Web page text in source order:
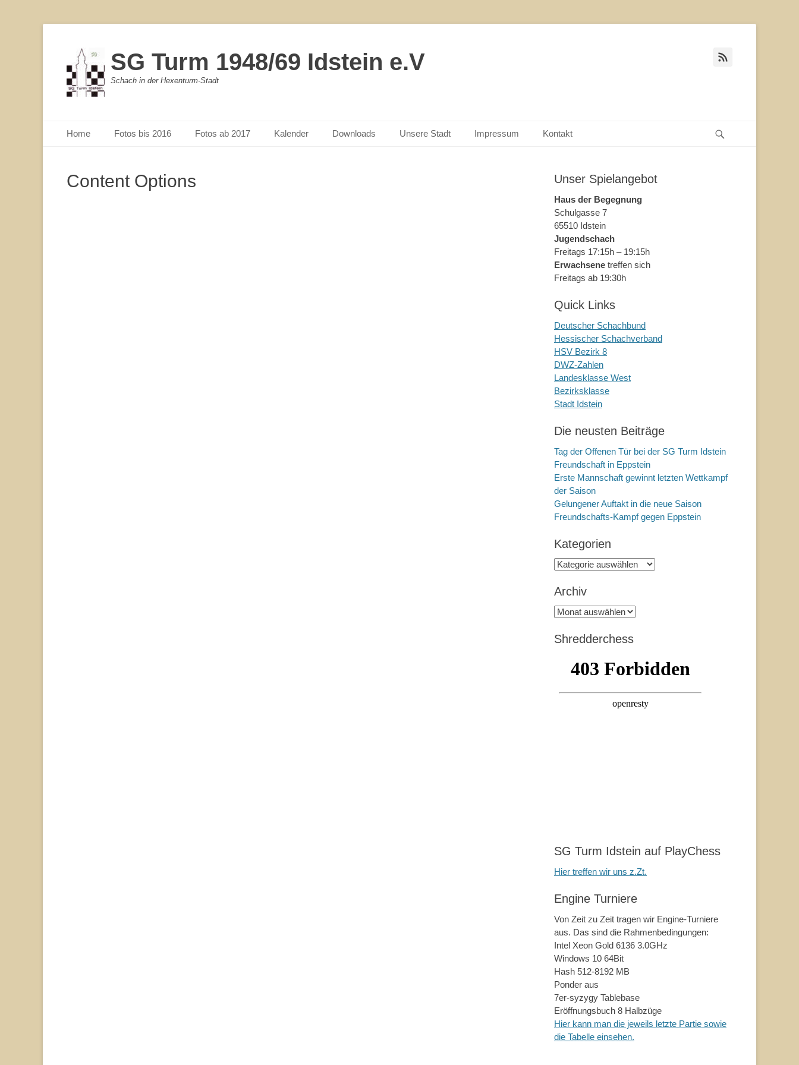
SG Turm 1948/69 Idstein e.V
Schach in der Hexenturm-Stadt
Primärmenu
Home Fotos bis 2016 Fotos ab 2017 Kalender Downloads Unsere Stadt Impressum Kontakt
Content Options Unser Spielangebot
Haus der Begegnung
Schulgasse 7
65510 Idstein
Jugendschach
Freitags 17:15h – 19:15h
Erwachsene treffen sich
Freitags ab 19:30h
Quick Links
Deutscher Schachbund
Hessischer Schachverband
HSV Bezirk 8
DWZ-Zahlen
Landesklasse West
Bezirksklasse
Stadt Idstein
Die neusten Beiträge
Tag der Offenen Tür bei der SG Turm Idstein
Freundschaft in Eppstein
Erste Mannschaft gewinnt letzten Wettkampf
der Saison
Gelungener Auftakt in die neue Saison
Freundschafts-Kampf gegen Eppstein
Kategorien
Kategorien
Archiv
Archiv
Shredderchess
SG Turm Idstein auf PlayChess
Hier treffen wir uns z.Zt.
Engine Turniere
Von Zeit zu Zeit tragen wir Engine-Turniere
aus. Das sind die Rahmenbedingungen:
Intel Xeon Gold 6136 3.0GHz
Windows 10 64Bit
Hash 512-8192 MB
Ponder aus
7er-syzygy Tablebase
Eröffnungsbuch 8 Halbzüge
Hier kann man die jeweils letzte Partie sowie
die Tabelle einsehen.